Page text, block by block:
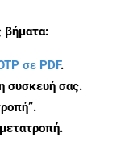
βήματα:
σε PDF.
συσκευή σας.
.